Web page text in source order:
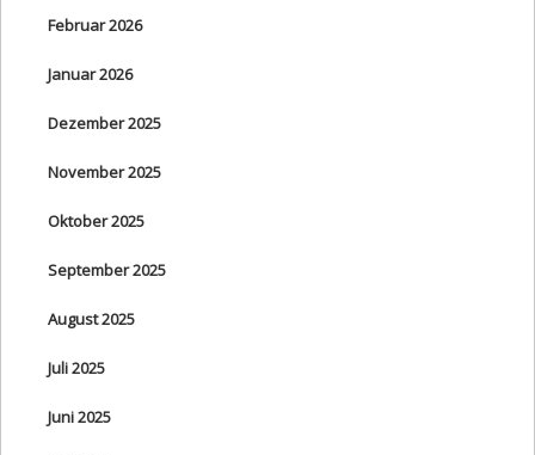
Februar 2026
Januar 2026
Dezember 2025
November 2025
Oktober 2025
September 2025
August 2025
Juli 2025
Juni 2025